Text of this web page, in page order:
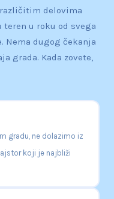
delovima
teren u roku od svega
Nema dugog čekanja
grada. Kada zovete,
gradu, ne dolazimo iz
koji je najbliži